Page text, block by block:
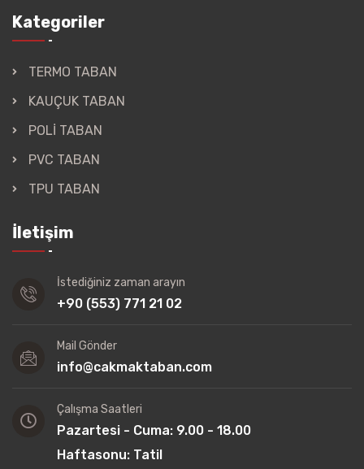
Kategoriler
TERMO TABAN
KAUÇUK TABAN
POLİ TABAN
PVC TABAN
TPU TABAN
İletişim
İstediğiniz zaman arayın
+90 (553) 771 21 02
Mail Gönder
info@cakmaktaban.com
Çalışma Saatleri
Pazartesi - Cuma: 9.00 - 18.00
Haftasonu: Tatil